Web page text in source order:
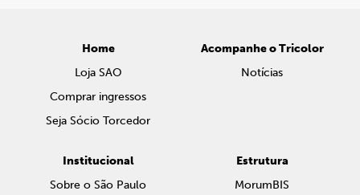
Home
Loja SAO
Comprar ingressos
Seja Sócio Torcedor
Acompanhe o Tricolor
Notícias
Institucional
Sobre o São Paulo
Estrutura
MorumBIS